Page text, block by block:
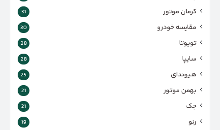
کرمان موتور 31
مقایسه خودرو 30
تویوتا 28
سایپا 28
هیوندای 25
بهمن موتور 21
جک 21
رنو 19